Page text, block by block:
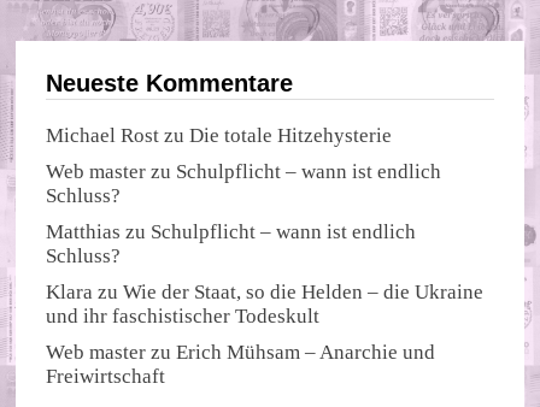
Neueste Kommentare
Michael Rost zuDie totale Hitzehysterie
Web master zu Schulpflicht – wann ist endlich
Schluss?
Matthias zu Schulpflicht – wann ist endlich
Schluss?
Klara zuWie der Staat, so die Helden – die Ukraine
und ihr faschistischer Todeskult
Web master zuErich Mühsam – Anarchie und
Freiwirtschaft